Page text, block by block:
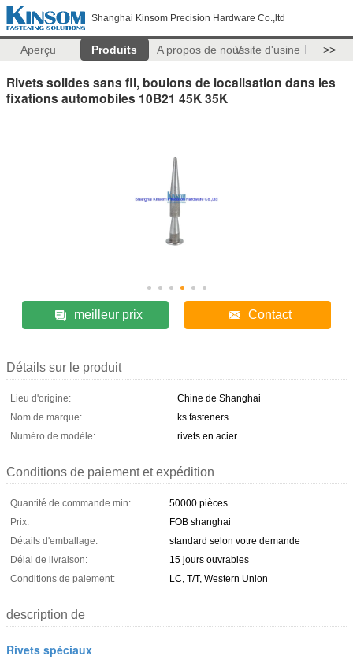
Shanghai Kinsom Precision Hardware Co.,ltd
Aperçu Produits A propos de nousVisite d'usine >>
Rivets solides sans fil, boulons de localisation dans les
fixations automobiles 10B21 45K 35K
meilleur prix Contact
Détails sur le produit
Lieu d'origine:
Chine de Shanghai
Nom de marque:
ks fasteners
Numéro de modèle:
rivets en acier
Conditions de paiement et expédition
Quantité de commande min:
50000 pièces
Prix:
FOB shanghai
Détails d'emballage:
standard selon votre demande
Délai de livraison:
15 jours ouvrables
Conditions de paiement:
LC, T/T, Western Union
description de
Rivets spéciaux